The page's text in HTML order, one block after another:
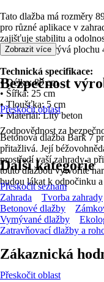
Tato dlažba má rozměry
pro různé aplikace v
zajišťuje stabilitu a
kusů, což pokrývá plochu
Technická specifikace:
• Délka: 89 cm
• Šířka: 25 cm
• Tloušťka: 5 cm
• Materiál: Litý beton
Betonová dlažba Bark 7
přitažlivá. Její
prostředí vaší zahrady a
touto dlažbou vytvoříte
budou lákat k odpočinku
Zobrazit více
Bezpečnost
Přeskočit oblast
Zodpovědnost za
Další kategorie
Přeskočit seznam
Zahrada
Tvorba zahrady
Betonové dlažby
Vymývané dlažby
Zatravňovací dlažby a
Zákaznická
Přeskočit oblast